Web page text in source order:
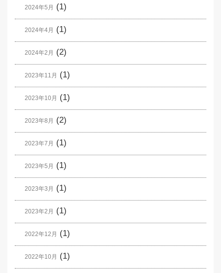
2024年5月 (1)
2024年4月 (1)
2024年2月 (2)
2023年11月 (1)
2023年10月 (1)
2023年8月 (2)
2023年7月 (1)
2023年5月 (1)
2023年3月 (1)
2023年2月 (1)
2022年12月 (1)
2022年10月 (1)